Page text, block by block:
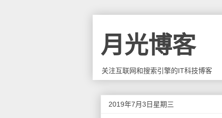
月光博客
关注互联网和搜索引擎的IT科技博客
2019年7月3日星期三